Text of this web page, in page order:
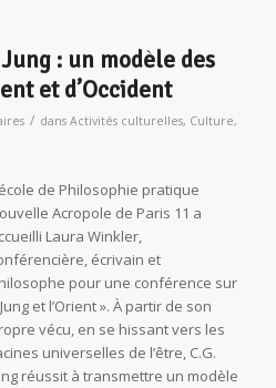
: un modèle des
et d’Occident
/ dans Activités culturelles, Culture,
de Philosophie pratique
Acropole de Paris 11 a
Laura Winkler,
écrivain et
pour une conférence sur
et l’Orient ». À partir de son
vécu, en se hissant vers les
universelles de l’être, C.G.
réussit à transmettre un modèle